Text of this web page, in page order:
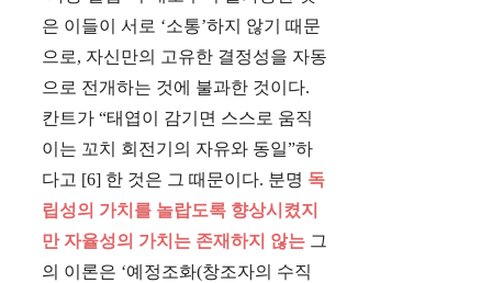
은 이들이 서로 ‘소통’하지 않기 때문
으로, 자신만의 고유한 결정성을 자동
으로 전개하는 것에 불과한 것이다.
칸트가 “태엽이 감기면 스스로 움직
이는 꼬치 회전기의 자유와 동일”하
다고 [6] 한 것은 그 때문이다. 분명 독
립성의 가치를 놀랍도록 향상시켰지
만 자율성의 가치는 존재하지 않는 그
의 이론은 ‘예정조화(창조자의 수직